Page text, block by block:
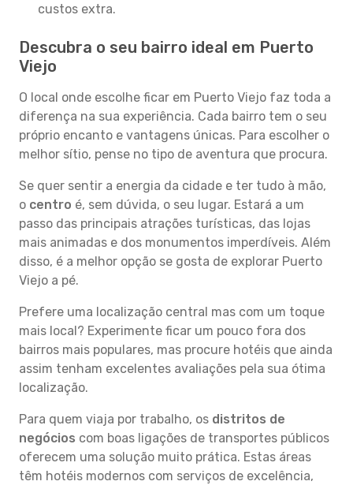
custos extra.
Descubra o seu bairro ideal em Puerto
Viejo
O local onde escolhe ficar em Puerto Viejo faz toda a
diferença na sua experiência. Cada bairro tem o seu
próprio encanto e vantagens únicas. Para escolher o
melhor sítio, pense no tipo de aventura que procura.
Se quer sentir a energia da cidade e ter tudo à mão,
o centro é, sem dúvida, o seu lugar. Estará a um
passo das principais atrações turísticas, das lojas
mais animadas e dos monumentos imperdíveis. Além
disso, é a melhor opção se gosta de explorar Puerto
Viejo a pé.
Prefere uma localização central mas com um toque
mais local? Experimente ficar um pouco fora dos
bairros mais populares, mas procure hotéis que ainda
assim tenham excelentes avaliações pela sua ótima
localização.
Para quem viaja por trabalho, os distritos de
negócios com boas ligações de transportes públicos
oferecem uma solução muito prática. Estas áreas
têm hotéis modernos com serviços de excelência,